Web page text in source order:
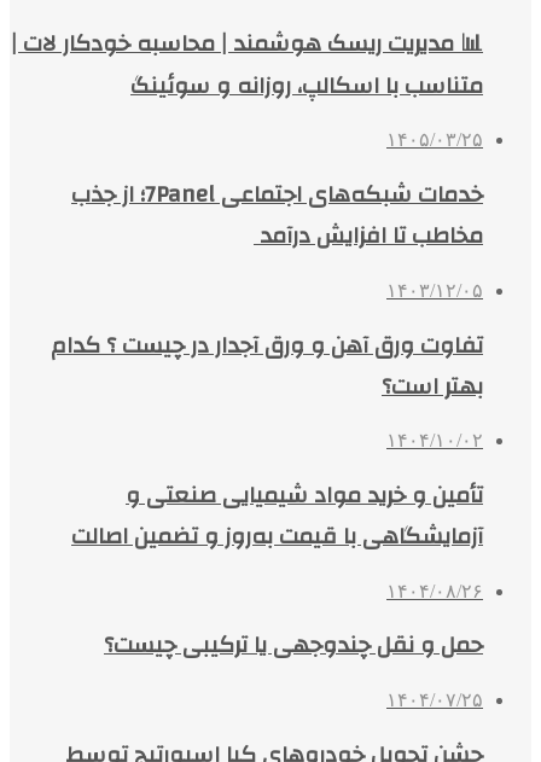
📊 مدیریت ریسک هوشمند | محاسبه خودکار لات |
متناسب با اسکالپ، روزانه و سوئینگ
۱۴۰۵/۰۳/۲۵
خدمات شبکه‌های اجتماعی 7Panel؛ از جذب
مخاطب تا افزایش درآمد
۱۴۰۳/۱۲/۰۵
تفاوت ورق آهن و ورق آجدار در چیست ؟ کدام
بهتر است؟
۱۴۰۴/۱۰/۰۲
تأمین و خرید مواد شیمیایی صنعتی و
آزمایشگاهی با قیمت به‌روز و تضمین اصالت
۱۴۰۴/۰۸/۲۶
حمل و نقل چندوجهی یا ترکیبی چیست؟
۱۴۰۴/۰۷/۲۵